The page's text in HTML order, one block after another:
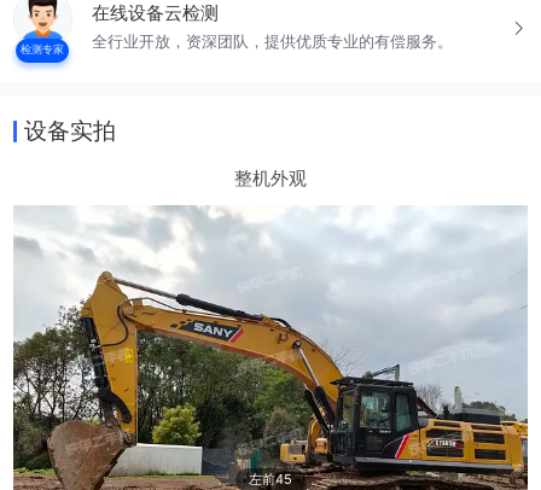
检测专家
在线设备云检测
全行业开放，资深团队，提供优质专业的有偿服务。
设备实拍
整机外观
左前45